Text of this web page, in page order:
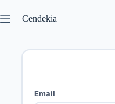
Cendekia
Email